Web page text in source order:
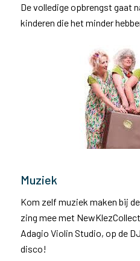
De volledige opbrengst gaat
kinderen die het minder
Muziek
Kom zelf muziek maken bij
zing mee met
Adagio Violin Studio, op de
disco!